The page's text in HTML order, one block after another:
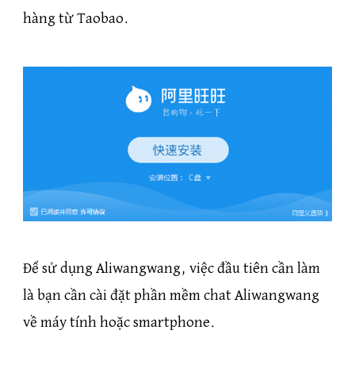
hàng từ Taobao.
Để sử dụng Aliwangwang, việc đầu tiên cần làm
là bạn cần cài đặt phần mềm chat Aliwangwang
về máy tính hoặc smartphone.